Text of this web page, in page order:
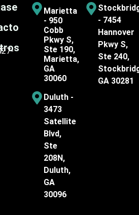
Marietta
- 950
Cobb
Pkwy S,
Ste 190,
Marietta,
GA
30060
Duluth -
3473
Satellite
Blvd,
Ste
208N,
Duluth,
GA
30096
- 7454
Hannover
Pkwy S,
Ste 240,
GA 30281